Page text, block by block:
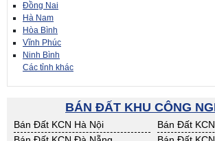
Đồng Nai
Hà Nam
Hòa Bình
Vĩnh Phúc
Ninh Bình
Các tỉnh khác
BÁN ĐẤT KHU CÔNG
Bán Đất KCN Hà Nội
Bán Đất